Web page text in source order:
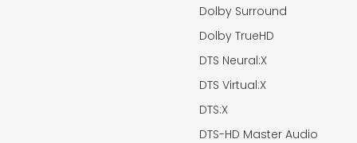
Dolby Surround
Dolby TrueHD
DTS Neural:X
DTS Virtual:X
DTS:X
DTS-HD Master Audio